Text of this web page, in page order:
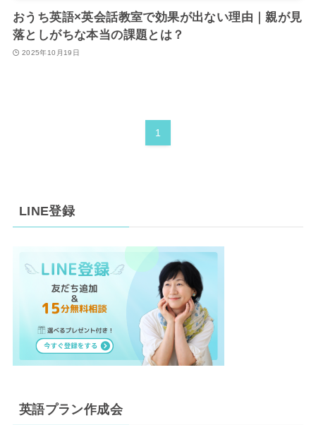
おうち英語×英会話教室で効果が出ない理由｜親が見
落としがちな本当の課題とは？
2025年10月19日
1
LINE登録
英語プラン作成会